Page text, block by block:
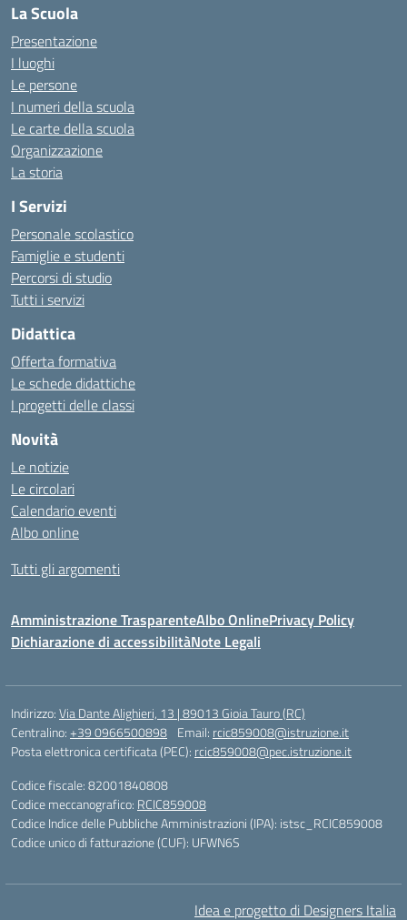
La Scuola
Presentazione
I luoghi
Le persone
I numeri della scuola
Le carte della scuola
Organizzazione
La storia
I Servizi
Personale scolastico
Famiglie e studenti
Percorsi di studio
Tutti i servizi
Didattica
Offerta formativa
Le schede didattiche
I progetti delle classi
Novità
Le notizie
Le circolari
Calendario eventi
Albo online
Tutti gli argomenti
Amministrazione TrasparenteAlbo OnlinePrivacy Policy
Dichiarazione di accessibilitàNote Legali
Indirizzo:Via Dante Alighieri, 13 | 89013 Gioia Tauro (RC)
Centralino:+39 0966500898 Email: rcic859008@istruzione.it
Posta elettronica certificata (PEC): rcic859008@pec.istruzione.it
Codice fiscale: 82001840808
Codice meccanografico: RCIC859008
Codice Indice delle Pubbliche Amministrazioni (IPA): istsc_RCIC859008
Codice unico di fatturazione (CUF): UFWN6S
Idea e progetto di Designers Italia